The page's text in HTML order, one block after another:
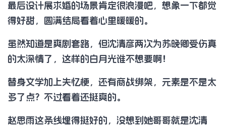
最后设计展求婚的场景肯定很浪漫吧，想象一下都觉
得好甜，圆满结局看着心里暖暖的。
虽然知道是爽剧套路，但沈清彦两次为苏晚卿受伤真
的太深情了，这样的白月光谁不想要啊！
替身文学加上失忆梗，还有商战绑架，元素是不是太
多了点？不过看着还挺爽的。
赵思雨这条线埋得挺好的，没想到她哥哥就是沈清